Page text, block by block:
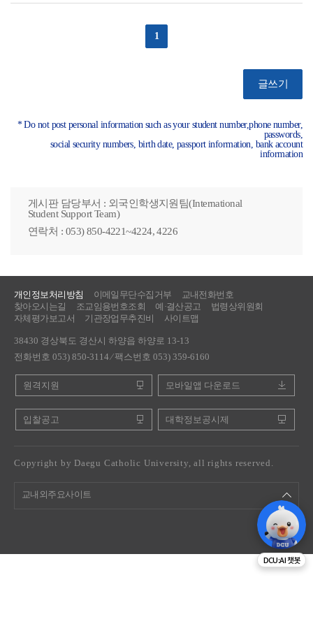
1
글쓰기
* Do not post personal information such as your student number,phone number,
passwords,
social security numbers, birth date, passport information, bank account
information
게시판 담당부서 : 외국인학생지원팀(International
Student Support Team)
연락처 : 053) 850-4221~4224, 4226
개인정보처리방침 이메일무단수집거부
교내전화번호
찾아오시는길
조교임용번호조회 예·결산공고
법령상위원회
자체평가보고서
기관장업무추진비 사이트맵
38430 경상북도 경산시 하양읍 하양로 13-13
전화번호 053) 850-3114 ⁄ 팩스번호 053) 359-6160
원격지원 모바일앱 다운로드
입찰공고 대학정보공시제
Copyright by Daegu Catholic University, all rights reserved.
교내외주요사이트
DCU:AI 챗봇